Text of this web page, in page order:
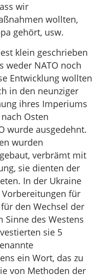
wir
wollten,
gehört, usw.
klein geschrieben
weder NATO noch
Entwicklung wollten
in den neunziger
ihres Imperiums
Osten
wurde ausgedehnt.
wurden
verbrämt mit
sie dienten der
In der Ukraine
für
für den Wechsel der
des Westens
sie 5
ein Wort, das zu
von Methoden der